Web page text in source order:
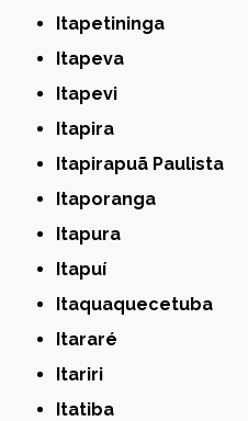
Itapetininga
Itapeva
Itapevi
Itapira
Itapirapuã Paulista
Itaporanga
Itapura
Itapuí
Itaquaquecetuba
Itararé
Itariri
Itatiba